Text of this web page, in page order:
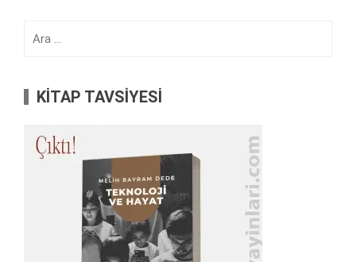
KİTAP TAVSİYESİ